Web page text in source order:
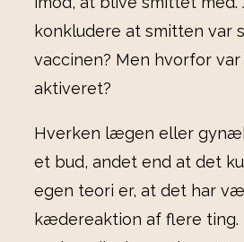
konkludere at smitten var
vaccinen? Men hvorfor var
aktiveret?
Hverken lægen eller
et bud, andet end at det
egen teori er, at det har
kædereaktion af flere ting.